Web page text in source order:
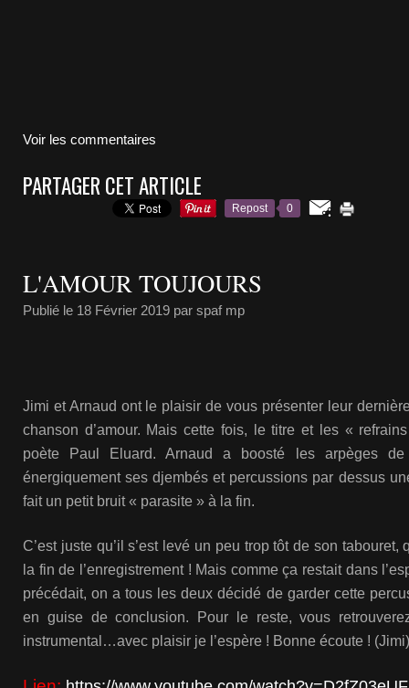
Voir les commentaires
PARTAGER CET ARTICLE
Repost 0
L'AMOUR TOUJOURS
Publié le 18 Février 2019 par spaf mp
Jimi et Arnaud ont le plaisir de vous présenter leur
chanson d’amour. Mais cette fois, le titre et les «
poète Paul Eluard. Arnaud a boosté les arpèges
énergiquement ses djembés et percussions par dessus
fait un petit bruit « parasite » à la fin.
C’est juste qu’il s’est levé un peu trop tôt de son
la fin de l’enregistrement ! Mais comme ça restait dans
précédait, on a tous les deux décidé de garder cette
en guise de conclusion. Pour le reste, vous
instrumental…avec plaisir je l’espère ! Bonne écoute ! (Jimi)